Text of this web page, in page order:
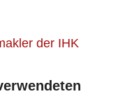
der IHK